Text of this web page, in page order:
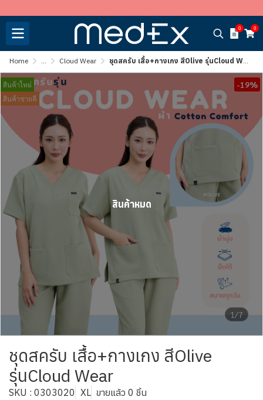
0 0
Home ... Cloud Wear ชุดสครับ เสื้อ+กางเกง สีOlive รุ่นCloud Wear
1/7
สินค้าใหม่
สินค้าขายดี
-19%
สินค้าหมด
ชุดสครับ เสื้อ+กางเกง สีOlive
รุ่นCloud Wear
SKU : 0303020 XL ขายแล้ว 0 ชิ้น